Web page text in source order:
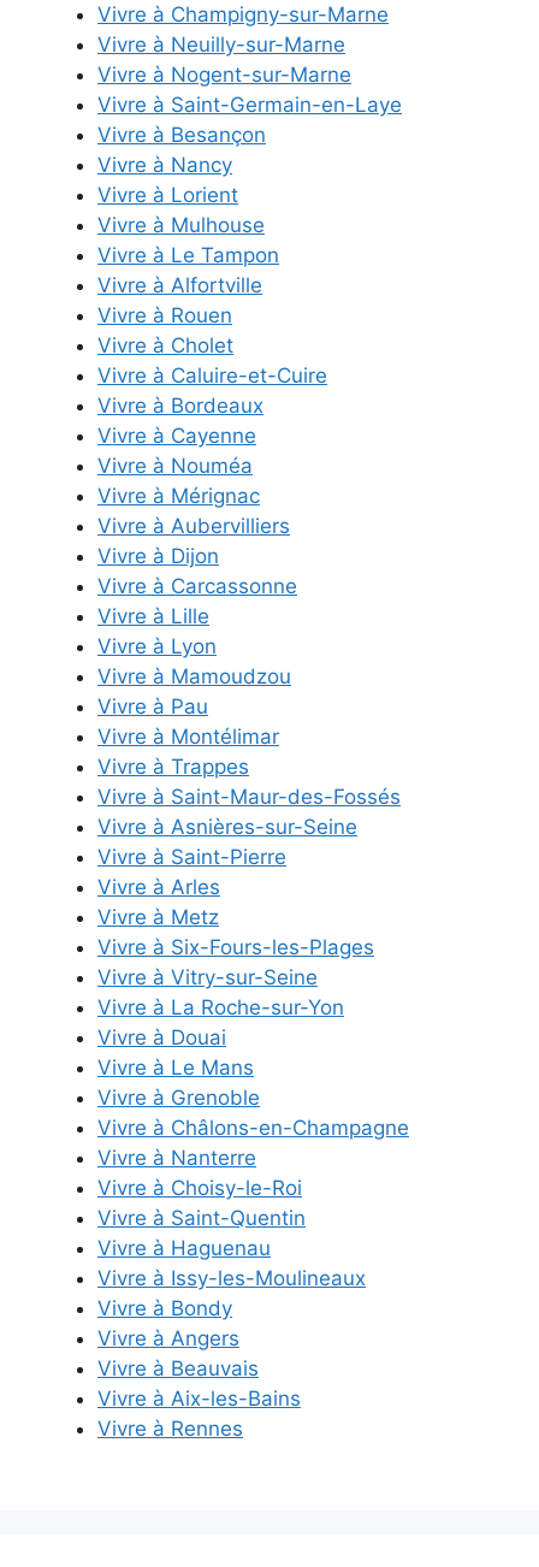
Vivre à Champigny-sur-Marne
Vivre à Neuilly-sur-Marne
Vivre à Nogent-sur-Marne
Vivre à Saint-Germain-en-Laye
Vivre à Besançon
Vivre à Nancy
Vivre à Lorient
Vivre à Mulhouse
Vivre à Le Tampon
Vivre à Alfortville
Vivre à Rouen
Vivre à Cholet
Vivre à Caluire-et-Cuire
Vivre à Bordeaux
Vivre à Cayenne
Vivre à Nouméa
Vivre à Mérignac
Vivre à Aubervilliers
Vivre à Dijon
Vivre à Carcassonne
Vivre à Lille
Vivre à Lyon
Vivre à Mamoudzou
Vivre à Pau
Vivre à Montélimar
Vivre à Trappes
Vivre à Saint-Maur-des-Fossés
Vivre à Asnières-sur-Seine
Vivre à Saint-Pierre
Vivre à Arles
Vivre à Metz
Vivre à Six-Fours-les-Plages
Vivre à Vitry-sur-Seine
Vivre à La Roche-sur-Yon
Vivre à Douai
Vivre à Le Mans
Vivre à Grenoble
Vivre à Châlons-en-Champagne
Vivre à Nanterre
Vivre à Choisy-le-Roi
Vivre à Saint-Quentin
Vivre à Haguenau
Vivre à Issy-les-Moulineaux
Vivre à Bondy
Vivre à Angers
Vivre à Beauvais
Vivre à Aix-les-Bains
Vivre à Rennes